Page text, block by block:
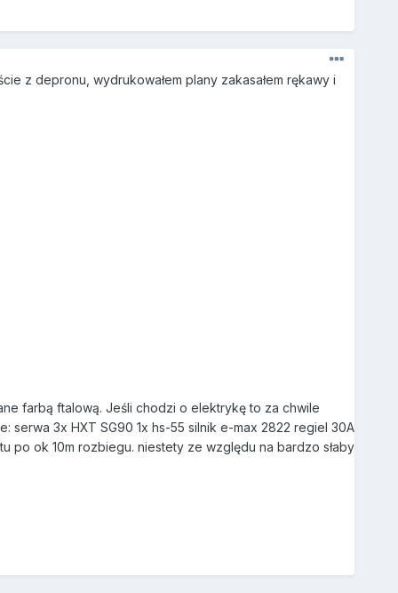
z depronu, wydrukowałem plany zakasałem rękawy i
farbą ftalową. Jeśli chodzi o elektrykę to za chwile
serwa 3x HXT SG90 1x hs-55 silnik e-max 2822 regiel 30A
po ok 10m rozbiegu. niestety ze względu na bardzo słaby